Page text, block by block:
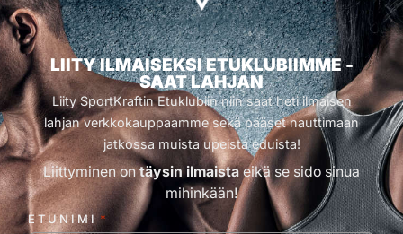
LIITY ILMAISEKSI ETUKLUBIIMME -
SAAT LAHJAN
Liity SportKraftin Etuklubiin niin saat heti ilmaisen
lahjan verkkokauppaamme sekä pääset nauttimaan
jatkossa muista upeista eduista!
Liittyminen ontäysin ilmaistaeikä se sido sinua
mihinkään!
ETUNIMI *